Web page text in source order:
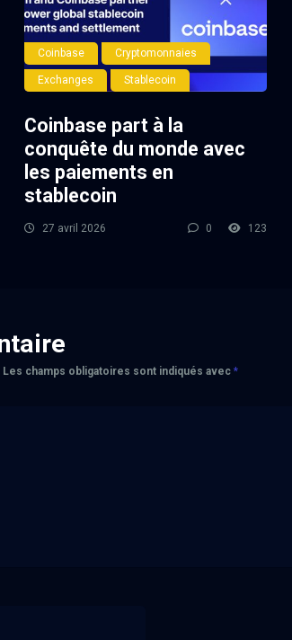
Coinbase Cryptomonnaies
Exchanges Stablecoin
Coinbase part à la
conquête du monde avec
les paiements en
stablecoin
27 avril 2026 0 123
Les champs obligatoires sont indiqués avec *